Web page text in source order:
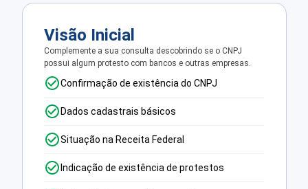
Visão Inicial
Complemente a sua consulta descobrindo se o CNPJ
possui algum protesto com bancos e outras empresas.
Confirmação de existência do CNPJ
Dados cadastrais básicos
Situação na Receita Federal
Indicação de existência de protestos